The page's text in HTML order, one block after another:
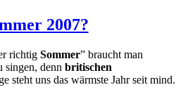
2007?
richtig Sommer” braucht man
singen, denn britischen
steht uns das wärmste Jahr seit mind.